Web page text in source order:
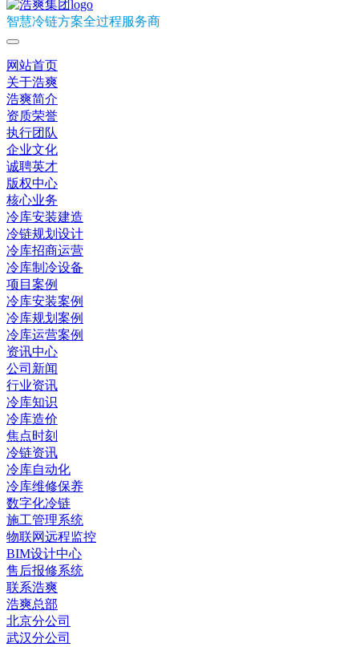
智慧冷链方案全过程服务商
网站首页
关于浩爽
浩爽简介
资质荣誉
执行团队
企业文化
诚聘英才
版权中心
核心业务
冷库安装建造
冷链规划设计
冷库招商运营
冷库制冷设备
项目案例
冷库安装案例
冷库规划案例
冷库运营案例
资讯中心
公司新闻
行业资讯
冷库知识
冷库造价
焦点时刻
冷链资讯
冷库自动化
冷库维修保养
数字化冷链
施工管理系统
物联网远程监控
BIM设计中心
售后报修系统
联系浩爽
浩爽总部
北京分公司
武汉分公司